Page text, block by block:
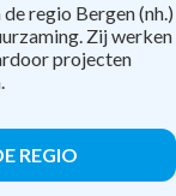
regio Bergen (nh.)
Zij werken
projecten
REGIO